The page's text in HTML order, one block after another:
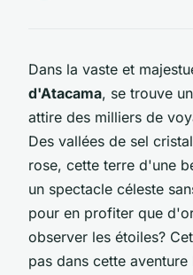
Dans la vaste et
d'Atacama, se trouve
attire des milliers de
Des vallées de sel
rose, cette terre d'une
un spectacle céleste
pour en profiter que
observer les étoiles?
pas dans cette